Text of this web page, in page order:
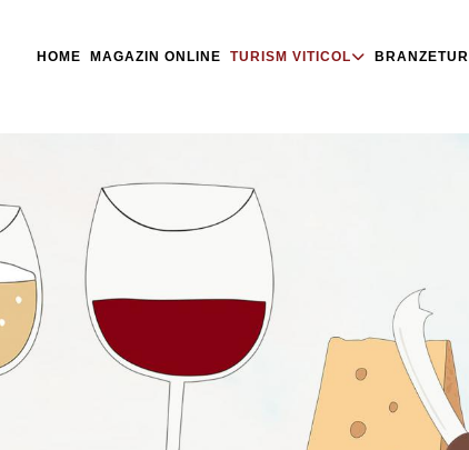
HOME MAGAZIN ONLINE TURISM VITICOL BRANZETURI